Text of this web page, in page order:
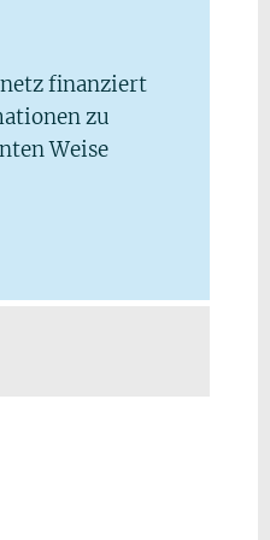
finanziert
zu
Weise